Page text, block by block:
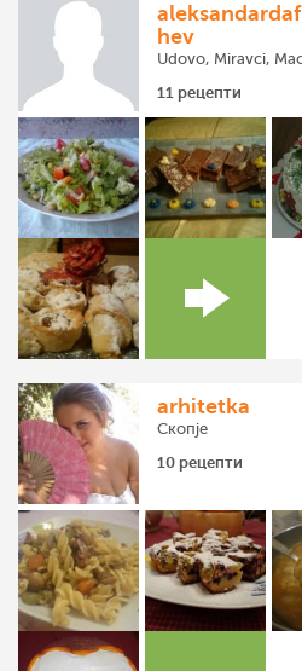
hev
Udovo, Miravci,
11 рецепти
arhitetka
Скопје
10 рецепти